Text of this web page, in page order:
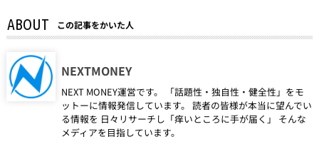
ABOUT この記事をかいた人
NEXTMONEY
NEXT MONEY運営です。 「話題性・独自性・健全性」をモ
ットーに情報発信しています。 読者の皆様が本当に望んでい
る情報を 日々リサーチし「痒いところに手が届く」 そんな
メディアを目指しています。